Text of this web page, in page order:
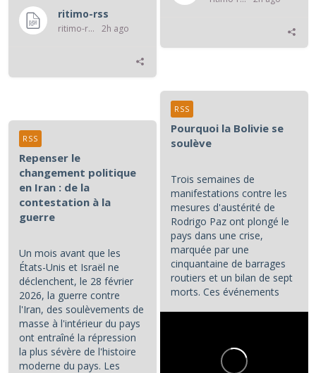
ritimo-rss
ritimo-rss 2h ago
Pourquoi la Bolivie se
soulève
Trois semaines de
manifestations contre les
mesures d'austérité de
Rodrigo Paz ont plongé le
pays dans une crise,
marquée par une
cinquantaine de barrages
routiers et un bilan de sept
morts. Ces événements
RSS
Repenser le
changement politique
en Iran : de la
contestation à la
guerre
Un mois avant que les
États-Unis et Israël ne
déclenchent, le 28 février
2026, la guerre contre
l'Iran, des soulèvements de
masse à l'intérieur du pays
ont entraîné la répression
la plus sévère de l'histoire
moderne du pays. Les
RSS